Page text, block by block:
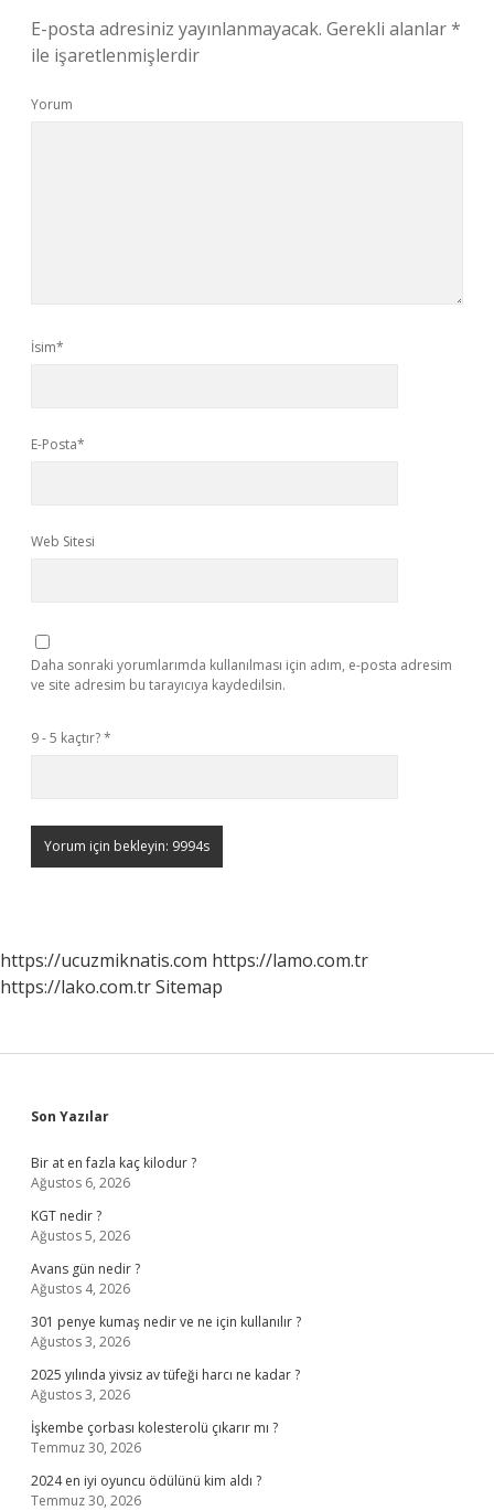
E-posta adresiniz yayınlanmayacak. Gerekli alanlar*
ile işaretlenmişlerdir
Yorum
İsim*
E-Posta*
Web Sitesi
Daha sonraki yorumlarımda kullanılması için adım, e-posta adresim
ve site adresim bu tarayıcıya kaydedilsin.
9 - 5 kaçtır?*
https://ucuzmiknatis.com https://lamo.com.tr
https://lako.com.trSitemap
Sidebar
Son Yazılar
Bir at en fazla kaç kilodur ?
Ağustos 6, 2026
KGT nedir ?
Ağustos 5, 2026
Avans gün nedir ?
Ağustos 4, 2026
301 penye kumaş nedir ve ne için kullanılır ?
Ağustos 3, 2026
2025 yılında yivsiz av tüfeği harcı ne kadar ?
Ağustos 3, 2026
İşkembe çorbası kolesterolü çıkarır mı ?
Temmuz 30, 2026
2024 en iyi oyuncu ödülünü kim aldı ?
Temmuz 30, 2026